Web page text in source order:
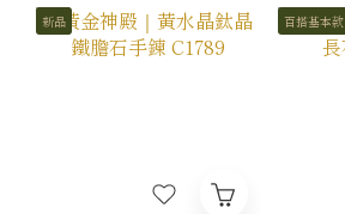
新品 百搭基本款